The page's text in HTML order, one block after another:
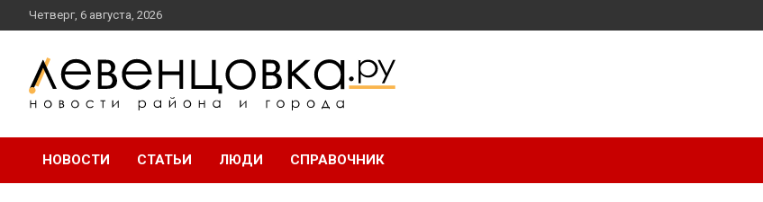
перейти
к
Четверг, 6 августа, 2026
Левенцовка Ру
НОВОСТИ СТАТЬИ ЛЮДИ СПРАВОЧНИК